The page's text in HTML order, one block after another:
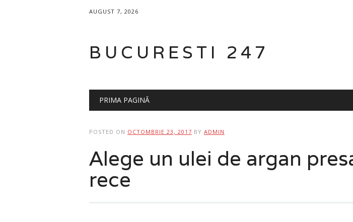
AUGUST 7, 2026
BUCURESTI 247
Main menu
PRIMA PAGINĂ
POSTED ON OCTOMBRIE 23, 2017 BY ADMIN
Alege un ulei de argan
rece